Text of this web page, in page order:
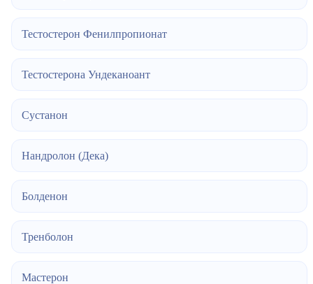
Тестостерон Фенилпропионат
Тестостерона Ундеканоант
Сустанон
Нандролон (Дека)
Болденон
Тренболон
Мастерон